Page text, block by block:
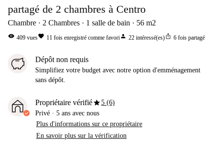
partagé de 2 chambres à Centro
Chambre 2 Chambres 1 salle de bain 56 m2
visibility 409 vuesfavorite 11 fois enregistré comme favoriperson 22 intéressé(es)ios_share 6 fois partagé
Dépôt non requis
Simplifiez votre budget avec notre option d'emménagement
sans dépôt.
Propriétaire vérifiéstar5 (6)
Privé · 5 ans avec nous
Plus d'informations sur ce propriétaire
En savoir plus sur la vérification